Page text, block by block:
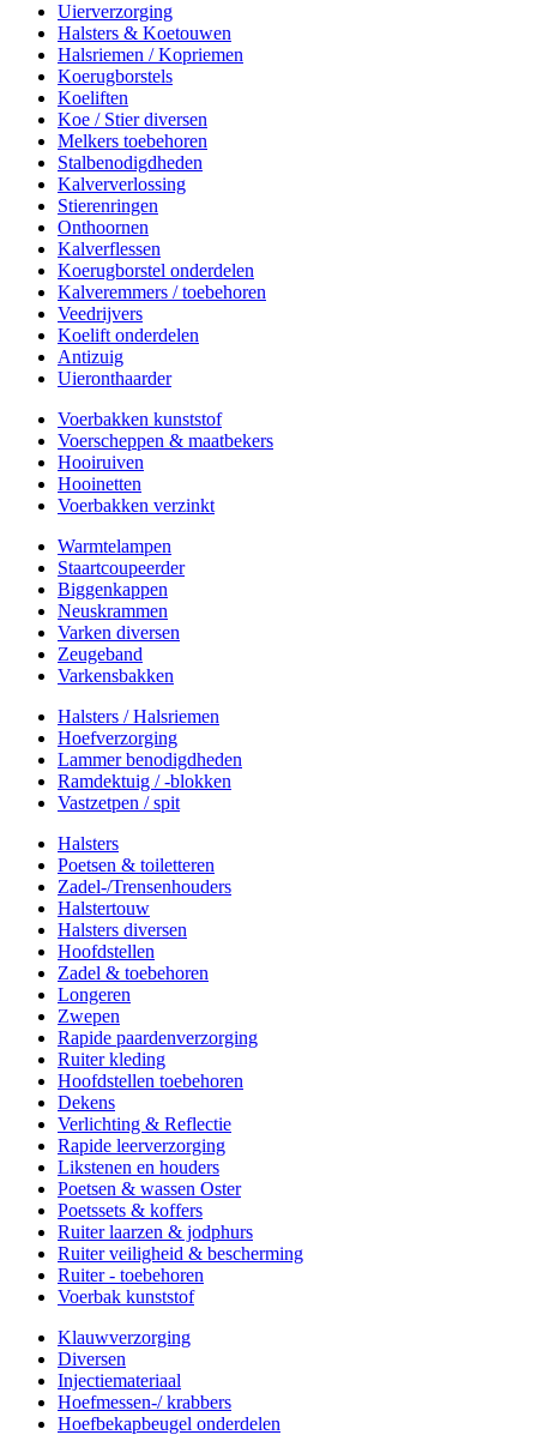
Uierverzorging
Halsters & Koetouwen
Halsriemen / Kopriemen
Koerugborstels
Koeliften
Koe / Stier diversen
Melkers toebehoren
Stalbenodigdheden
Kalververlossing
Stierenringen
Onthoornen
Kalverflessen
Koerugborstel onderdelen
Kalveremmers / toebehoren
Veedrijvers
Koelift onderdelen
Antizuig
Uieronthaarder
Voerbakken kunststof
Voerscheppen & maatbekers
Hooiruiven
Hooinetten
Voerbakken verzinkt
Warmtelampen
Staartcoupeerder
Biggenkappen
Neuskrammen
Varken diversen
Zeugeband
Varkensbakken
Halsters / Halsriemen
Hoefverzorging
Lammer benodigdheden
Ramdektuig / -blokken
Vastzetpen / spit
Halsters
Poetsen & toiletteren
Zadel-/Trensenhouders
Halstertouw
Halsters diversen
Hoofdstellen
Zadel & toebehoren
Longeren
Zwepen
Rapide paardenverzorging
Ruiter kleding
Hoofdstellen toebehoren
Dekens
Verlichting & Reflectie
Rapide leerverzorging
Likstenen en houders
Poetsen & wassen Oster
Poetssets & koffers
Ruiter laarzen & jodphurs
Ruiter veiligheid & bescherming
Ruiter - toebehoren
Voerbak kunststof
Klauwverzorging
Diversen
Injectiemateriaal
Hoefmessen-/ krabbers
Hoefbekapbeugel onderdelen